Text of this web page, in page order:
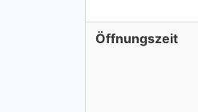
Öffnungszeit